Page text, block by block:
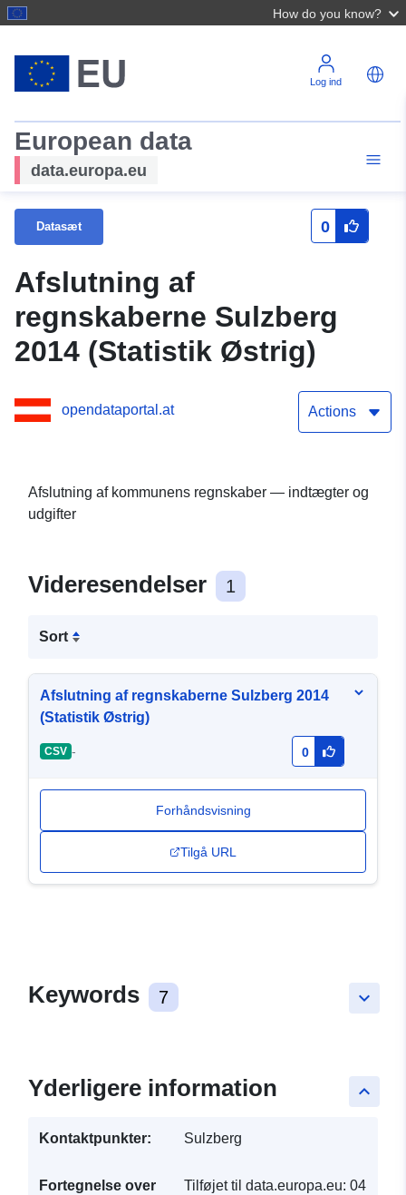
How do you know?
Log ind
European data
data.europa.eu
Datasæt 0
Afslutning af
regnskaberne Sulzberg
2014 (Statistik Østrig)
opendataportal.at Actions
Afslutning af kommunens regnskaber — indtægter og
udgifter
Videresendelser 1
Sort
Afslutning af regnskaberne Sulzberg 2014
(Statistik Østrig)
CSV - 0
Forhåndsvisning
Tilgå URL
keyboard_arrow_down
Keywords 7
keyboard_arrow_up
Yderligere information
Kontaktpunkter: Sulzberg
Fortegnelse over
Tilføjet til data.europa.eu: 04